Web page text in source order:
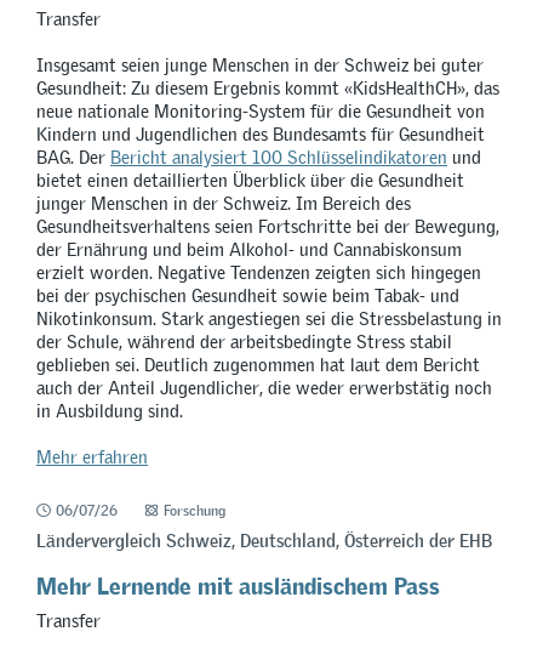
Transfer
Insgesamt seien junge Menschen in der Schweiz bei guter
Gesundheit: Zu diesem Ergebnis kommt «KidsHealthCH», das
neue nationale Monitoring-System für die Gesundheit von
Kindern und Jugendlichen des Bundesamts für Gesundheit
BAG. Der Bericht analysiert 100 Schlüsselindikatoren und
bietet einen detaillierten Überblick über die Gesundheit
junger Menschen in der Schweiz. Im Bereich des
Gesundheitsverhaltens seien Fortschritte bei der Bewegung,
der Ernährung und beim Alkohol- und Cannabiskonsum
erzielt worden. Negative Tendenzen zeigten sich hingegen
bei der psychischen Gesundheit sowie beim Tabak- und
Nikotinkonsum. Stark angestiegen sei die Stressbelastung in
der Schule, während der arbeitsbedingte Stress stabil
geblieben sei. Deutlich zugenommen hat laut dem Bericht
auch der Anteil Jugendlicher, die weder erwerbstätig noch
in Ausbildung sind.
Mehr erfahren
06/07/26 Forschung
Ländervergleich Schweiz, Deutschland, Österreich der EHB
Mehr Lernende mit ausländischem Pass
Transfer